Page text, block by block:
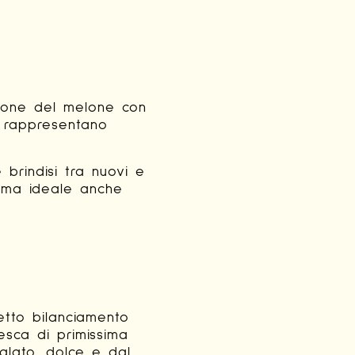
del melone con
brindisi tra nuovi e
ideale anche
bilanciamento
di primissima